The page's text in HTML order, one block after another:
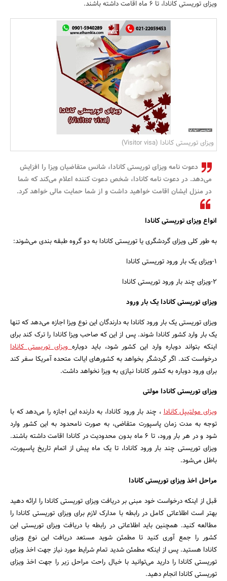
ویزای توریستی کانادا، تا ۶ ماه اقامت داشته باشند.
ویزای توریستی کانادا (Visitor visa)
دعوت نامه ویزای توریستی کانادا، شانس متقاضیان ویزا را افزایش
می‌دهد. در دعوت نامه کانادا، شخص دعوت کننده اعلام می‌کند که شما
در منزل ایشان اقامت خواهید داشت و از شما حمایت مالی خواهد کرد.
انواع ویزای توریستی کانادا
به طور کلی ویزای گردشگری یا توریستی کانادا به دو گروه طبقه بندی می‌شوند:
1-ویزای یک بار ورود توریستی کانادا
2-ویزای چند بار ورود توریستی کانادا
ویزای توریستی کانادا یک بار ورود
ویزای توریستی یک بار ورود کانادا به دارندگان این نوع ویزا اجازه می‌دهد که تنها
یک بار وارد کشور کانادا شوند. پس از این که صاحب ویزا کانادا را ترک کند برای
اینکه بتواند دوباره وارد این کشور شود، باید دوبارهویزای توریستی کانادا
درخواست کند. اگر گردشگر بخواهد به کشورهای ایالت متحده آمریکا سفر کند
برای ورود دوباره به کشور کانادا نیازی به ویزا نخواهد داشت.
ویزای توریستی کانادا مولتی
ویزای مولتیپل کانادا، چند بار ورود کانادا، به دارنده این اجازه را می‌دهد که با
توجه به مدت زمان پاسپورت متقاضی، به صورت نامحدود به این کشور وارد
شود و در هر بار ورود، تا ۶ ماه بدون محدودیت در کانادا اقامت داشته باشند.
ویزای توریستی چند بار ورود کانادا، تا یک ماه پیش از اتمام تاریخ پاسپورت،
باطل می‌شود.
مراحل اخذ ویزای توریستی کانادا
قبل از اینکه درخواست خود مبنی بر دریافت ویزای توریستی کانادا را ارائه دهید
بهتر است اطلاعاتی کامل در رابطه با مدارک لازم برای ویزای توریستی کانادا را
مطالعه کنید. همچنین باید اطلاعاتی در رابطه با دریافت ویزای توریستی این
کشور را جمع آوری کنید تا مطمئن شوید مستعد دریافت این نوع ویزای
کانادا هستید. پس از اینکه مطمئن شدید تمام شرایط مورد نیاز جهت اخذ ویزای
توریستی کانادا را دارید می‌توانید با خیال راحت مراحل زیر را جهت اخذ ویزای
توریستی کانادا انجام دهید.